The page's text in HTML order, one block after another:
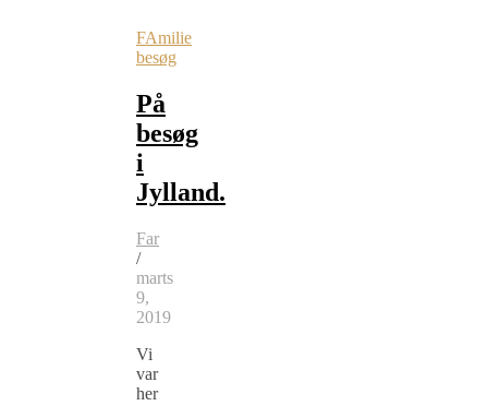
FAmilie
besøg
På
besøg
i
Jylland.
Far
/
marts
9,
2019
Vi
var
her